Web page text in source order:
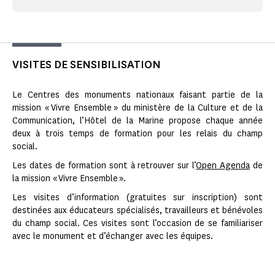
VISITES DE SENSIBILISATION
Le Centres des monuments nationaux faisant partie de la
mission « Vivre Ensemble » du ministère de la Culture et de la
Communication, l’Hôtel de la Marine propose chaque année
deux à trois temps de formation pour les relais du champ
social.
Les dates de formation sont à retrouver sur l’Open Agenda de
la mission « Vivre Ensemble ».
Les visites d’information (gratuites sur inscription) sont
destinées aux éducateurs spécialisés, travailleurs et bénévoles
du champ social. Ces visites sont l’occasion de se familiariser
avec le monument et d’échanger avec les équipes.